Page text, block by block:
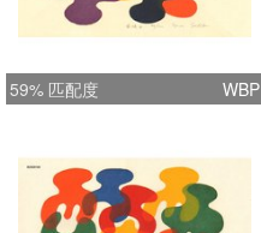
59% 匹配度 WBP